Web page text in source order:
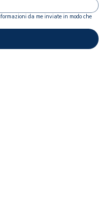
da me inviate in modo che